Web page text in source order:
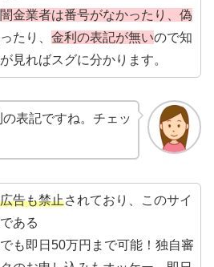
闇金業者は番号がなかったり、偽
たり、 金利の表記が無いので知
見ればスグに分かります。
表記ですね。チェッ
告も禁止されており、このサイ
ある
でも即日50万円まで可能！独自審